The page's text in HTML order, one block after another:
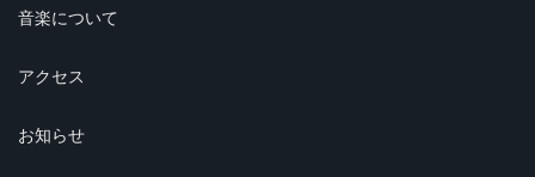
音楽について
アクセス
お知らせ